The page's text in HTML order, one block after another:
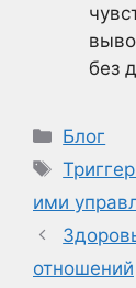
без
Рубрики
Блог
Метки
ими
отношений